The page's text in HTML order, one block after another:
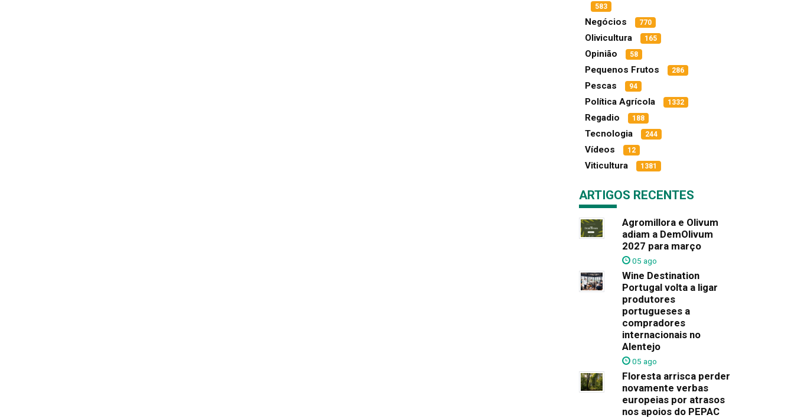
583
Negócios 770
Olivicultura 165
Opinião 58
Pequenos Frutos 286
Pescas 94
Política Agrícola 1332
Regadio 188
Tecnologia 244
Vídeos 12
Viticultura 1381
ARTIGOS RECENTES
Agromillora e Olivum
adiam a DemOlivum
2027 para março
05 ago
Wine Destination
Portugal volta a ligar
produtores
portugueses a
compradores
internacionais no
Alentejo
05 ago
Floresta arrisca perder
novamente verbas
europeias por atrasos
nos apoios do PEPAC